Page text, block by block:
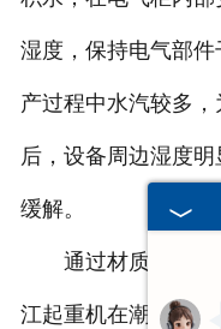
湿度，保持电气部
产过程中水汽较多
后，设备周边湿度
缓解。
通过材质、电气防
江起重机在潮湿环境